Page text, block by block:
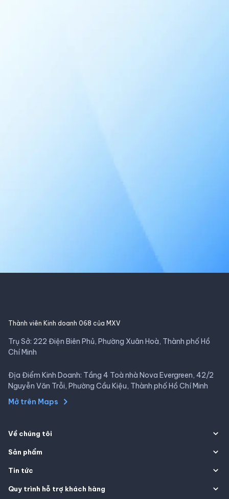
Thành viên Kinh doanh 068 của MXV
Trụ Sở: 222 Điện Biên Phủ, Phường Xuân Hoà, Thành phố Hồ
Chí Minh
Địa Điểm Kinh Doanh: Tầng 4 Toà nhà Nova Evergreen, 42/2
Nguyễn Văn Trỗi, Phường Cầu Kiệu, Thành phố Hồ Chí Minh
Mở trên Maps
Về chúng tôi
Sản phẩm
Tin tức
Quy trình hỗ trợ khách hàng